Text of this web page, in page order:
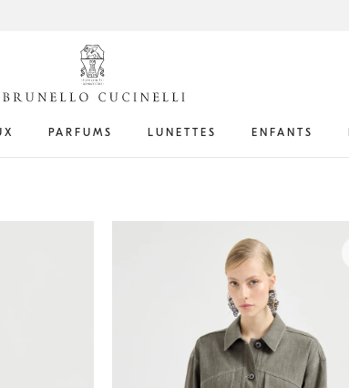
PARFUMS LUNETTES ENFANTS